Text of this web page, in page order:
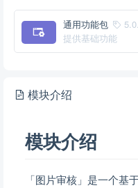
通用功能包
提供基础功能
模块介绍
模块介绍
「图片审核」是一个基